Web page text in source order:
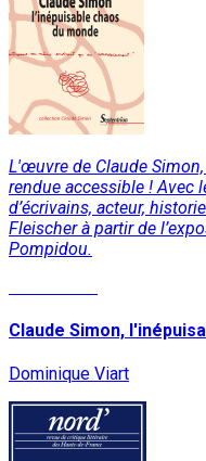
L'œuvre de Claude
rendue accessible ! Avec
d’écrivains, acteur,
Fleischer à partir de
Pompidou.
Claude Simon,
Dominique Viart